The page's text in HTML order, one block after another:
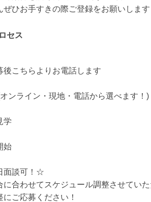
ぜひお手すきの際ご登録をお願いしま
セス
こちらよりお電話します
ンライン・現地・電話から選べます！)
学
始
面談可！☆
に合わせてスケジュール調整させてい
にご応募ください！